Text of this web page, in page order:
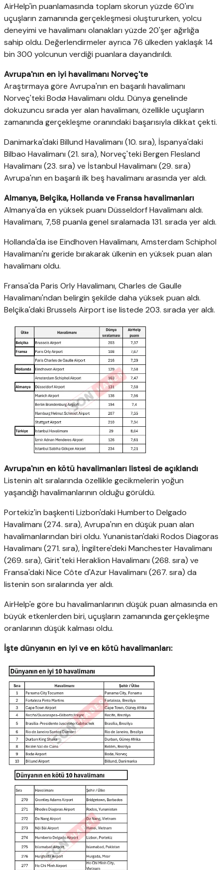
AirHelp'in puanlamasında toplam skorun yüzde 60'ını
uçuşların zamanında gerçekleşmesi oluştururken, yolcu
deneyimi ve havalimanı olanakları yüzde 20'şer ağırlığa
sahip oldu. Değerlendirmeler ayrıca 76 ülkeden yaklaşık 14
bin 300 yolcunun verdiği puanlara dayandırıldı.
Avrupa'nın en iyi havalimanı Norveç'te
Araştırmaya göre Avrupa'nın en başarılı havalimanı
Norveç'teki Bodø Havalimanı oldu. Dünya genelinde
dokuzuncu sırada yer alan havalimanı, özellikle uçuşların
zamanında gerçekleşme oranındaki başarısıyla dikkat çekti.
Danimarka'daki Billund Havalimanı (10. sıra), İspanya'daki
Bilbao Havalimanı (21. sıra), Norveç'teki Bergen Flesland
Havalimanı (23. sıra) ve İstanbul Havalimanı (29. sıra)
Avrupa'nın en başarılı ilk beş havalimanı arasında yer aldı.
Almanya, Belçika, Hollanda ve Fransa havalimanları
Almanya'da en yüksek puanı Düsseldorf Havalimanı aldı.
Havalimanı, 7,58 puanla genel sıralamada 131. sırada yer aldı.
Hollanda'da ise Eindhoven Havalimanı, Amsterdam Schiphol
Havalimanı'nı geride bırakarak ülkenin en yüksek puan alan
havalimanı oldu.
Fransa'da Paris Orly Havalimanı, Charles de Gaulle
Havalimanı'ndan belirgin şekilde daha yüksek puan aldı.
Belçika'daki Brussels Airport ise listede 203. sırada yer aldı.
Avrupa'nın en kötü havalimanları listesi de açıklandı
Listenin alt sıralarında özellikle gecikmelerin yoğun
yaşandığı havalimanlarının olduğu görüldü.
Portekiz'in başkenti Lizbon'daki Humberto Delgado
Havalimanı (274. sıra), Avrupa'nın en düşük puan alan
havalimanlarından biri oldu. Yunanistan'daki Rodos Diagoras
Havalimanı (271. sıra), İngiltere'deki Manchester Havalimanı
(269. sıra), Girit'teki Heraklion Havalimanı (268. sıra) ve
Fransa'daki Nice Côte d'Azur Havalimanı (267. sıra) da
listenin son sıralarında yer aldı.
AirHelp'e göre bu havalimanlarının düşük puan almasında en
büyük etkenlerden biri, uçuşların zamanında gerçekleşme
oranlarının düşük kalması oldu.
İşte dünyanın en iyi ve en kötü havalimanları: